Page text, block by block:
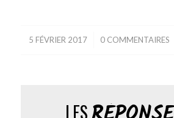
5 FÉVRIER 2017
/ 0 COMMENTAIRES
/
LES